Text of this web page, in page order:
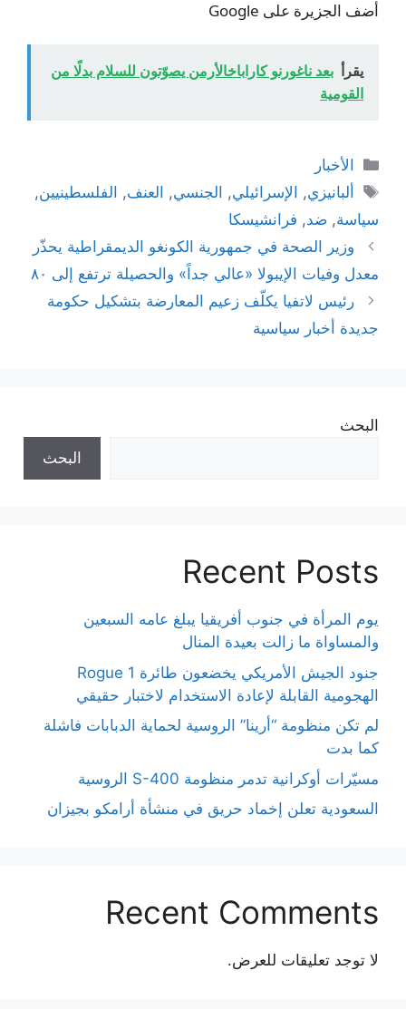
أضف الجزيرة على Google
يقرأ بعد ناغورنو كاراباخالأرمن يصوّتون للسلام بدلًا من
القومية
التصنيفات
الأخبار
الوسوم
ألبانيزي, الإسرائيلي, الجنسي, العنف, الفلسطينيين,
سياسة, ضد, فرانشيسكا
وزير الصحة في جمهورية الكونغو الديمقراطية يحذّر
معدل وفيات الإيبولا «عالي جداً» والحصيلة ترتفع إلى ٨٠
رئيس لاتفيا يكلّف زعيم المعارضة بتشكيل حكومة
جديدة أخبار سياسية
البحث
البحث
Recent Posts
يوم المرأة في جنوب أفريقيا يبلغ عامه السبعين
والمساواة ما زالت بعيدة المنال
جنود الجيش الأمريكي يخضعون طائرة Rogue 1
الهجومية القابلة لإعادة الاستخدام لاختبار حقيقي
لم تكن منظومة “أرينا” الروسية لحماية الدبابات فاشلة
كما بدت
مسيّرات أوكرانية تدمر منظومة S-400 الروسية
السعودية تعلن إخماد حريق في منشأة أرامكو بجيزان
Recent Comments
لا توجد تعليقات للعرض.